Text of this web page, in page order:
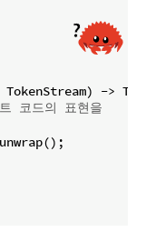
->
코드의 표현을